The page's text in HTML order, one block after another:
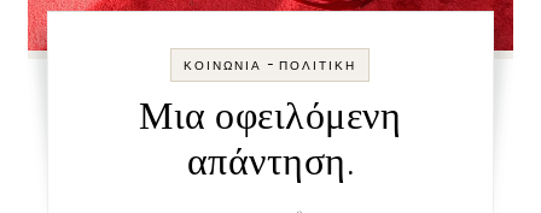
ΚΟΙΝΩΝΊΑ -ΠΟΛΙΤΙΚΉ
Μια οφειλόμενη
απάντηση.